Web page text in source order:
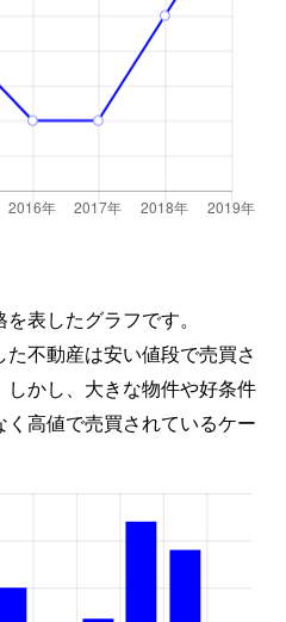
表したグラフです。
不動産は安い値段で売買さ
かし、大きな物件や好条件
高値で売買されているケー